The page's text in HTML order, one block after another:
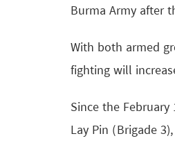
Burma Army after
With both armed
fighting will
Since the
Lay Pin (Brigade